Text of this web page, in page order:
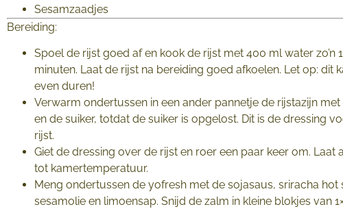
Sesamzaadjes
Bereiding:
Spoel de rijst goed af en kook de rijst met 400 ml water zo’n
minuten. Laat de rijst na bereiding goed afkoelen. Let op: dit
even duren!
Verwarm ondertussen in een ander pannetje de rijstazijn
en de suiker, totdat de suiker is opgelost. Dit is de dressing
rijst.
Giet de dressing over de rijst en roer een paar keer om. Laat
tot kamertemperatuur.
Meng ondertussen de yofresh met de sojasaus, sriracha hot
sesamolie en limoensap. Snijd de zalm in kleine blokjes van